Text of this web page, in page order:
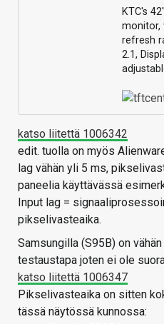
KTC's
monitor,
refresh
2.1,
katso liitettä 1006342
edit. tuolla on myös
lag vähän yli 5 ms,
paneelia käyttävässä
Input lag =
pikselivasteaika.
Samsungilla (S95B) on
testaustapa joten ei ole
katso liitettä 1006347
Pikselivasteaika on sitten
tässä näytössä kunnossa: